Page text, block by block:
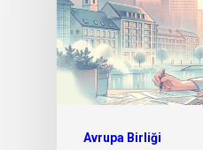
Avrupa Birliği